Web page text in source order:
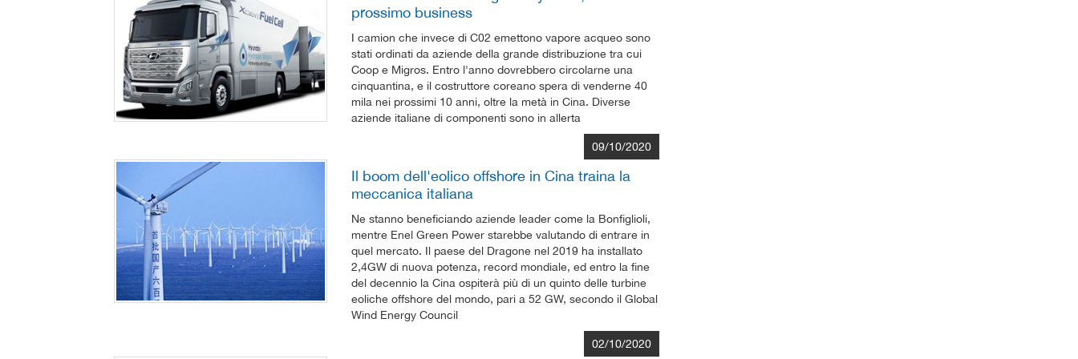
prossimo business
I camion che invece di C02 emettono vapore acqueo sono
stati ordinati da aziende della grande distribuzione tra cui
Coop e Migros. Entro l'anno dovrebbero circolarne una
cinquantina, e il costruttore coreano spera di venderne 40
mila nei prossimi 10 anni, oltre la metà in Cina. Diverse
aziende italiane di componenti sono in allerta
09/10/2020
Il boom dell'eolico offshore in Cina traina la
meccanica italiana
Ne stanno beneficiando aziende leader come la Bonfiglioli,
mentre Enel Green Power starebbe valutando di entrare in
quel mercato. Il paese del Dragone nel 2019 ha installato
2,4GW di nuova potenza, record mondiale, ed entro la fine
del decennio la Cina ospiterà più di un quinto delle turbine
eoliche offshore del mondo, pari a 52 GW, secondo il Global
Wind Energy Council
02/10/2020